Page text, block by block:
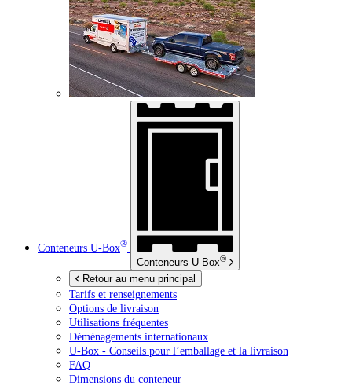
Conteneurs U-Box®
Conteneurs U-Box®
Retour au menu principal
Tarifs et renseignements
Options de livraison
Utilisations fréquentes
Déménagements internationaux
U-Box - Conseils pour l’emballage et la livraison
FAQ
Dimensions du conteneur